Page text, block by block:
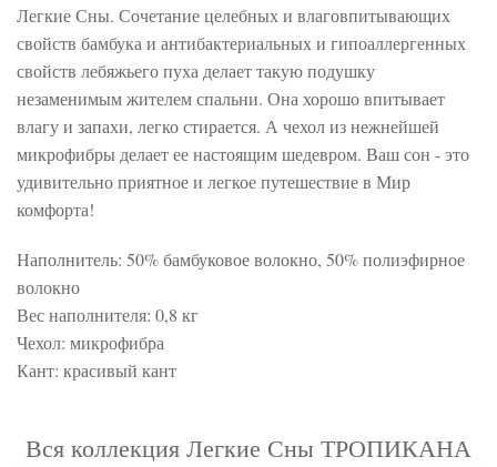
Легкие Сны. Сочетание целебных и влаговпитывающих
свойств бамбука и антибактериальных и гипоаллергенных
свойств лебяжьего пуха делает такую подушку
незаменимым жителем спальни. Она хорошо впитывает
влагу и запахи, легко стирается. А чехол из нежнейшей
микрофибры делает ее настоящим шедевром. Ваш сон - это
удивительно приятное и легкое путешествие в Мир
комфорта!
Наполнитель: 50% бамбуковое волокно, 50% полиэфирное
волокно
Вес наполнителя: 0,8 кг
Чехол: микрофибра
Кант: красивый кант
Вся коллекция Легкие Сны ТРОПИКАНА